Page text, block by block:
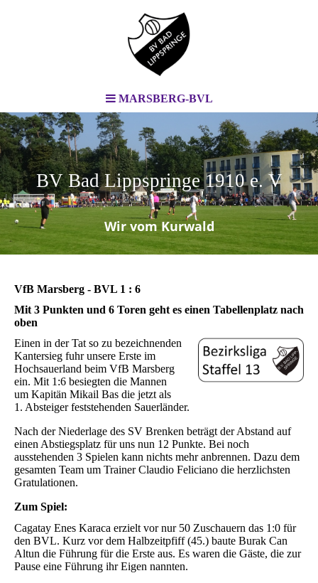
MARSBERG-BVL
BV Bad Lippspringe 1910 e. V
.
Wir vom Kurwald
VfB Marsberg - BVL 1 : 6
Mit 3 Punkten und 6 Toren geht es einen Tabellenplatz nach
oben
Einen in der Tat so zu bezeichnenden
Kantersieg fuhr unsere Erste im
Hochsauerland beim VfB Marsberg
ein. Mit 1:6 besiegten die Mannen
um Kapitän Mikail Bas die jetzt als
1. Absteiger feststehenden Sauerländer.
Nach der Niederlage des SV Brenken beträgt der Abstand auf
einen Abstiegsplatz für uns nun 12 Punkte. Bei noch
ausstehenden 3 Spielen kann nichts mehr anbrennen. Dazu dem
gesamten Team um Trainer Claudio Feliciano die herzlichsten
Gratulationen.
Zum Spiel:
Cagatay Enes Karaca erzielt vor nur 50 Zuschauern das 1:0 für
den BVL. Kurz vor dem Halbzeitpfiff (45.) baute Burak Can
Altun die Führung für die Erste aus. Es waren die Gäste, die zur
Pause eine Führung ihr Eigen nannten.